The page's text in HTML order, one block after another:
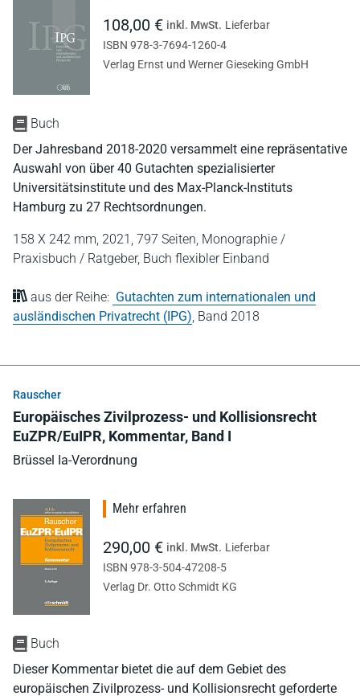
Buch
Der Jahresband 2018-2020 versammelt eine repräsentative
Auswahl von über 40 Gutachten spezialisierter
Universitätsinstitute und des Max-Planck-Instituts
Hamburg zu 27 Rechtsordnungen.
158 X 242 mm, 2021, 797 Seiten, Monographie /
Praxisbuch / Ratgeber, Buch flexibler Einband
aus der Reihe: Gutachten zum internationalen und
ausländischen Privatrecht (IPG), Band 2018
108,00 € inkl. MwSt. Lieferbar
ISBN 978-3-7694-1260-4
Verlag Ernst und Werner Gieseking GmbH
Rauscher
Europäisches Zivilprozess- und Kollisionsrecht
EuZPR/EuIPR, Kommentar, Band I
Brüssel Ia-Verordnung
Buch
Dieser Kommentar bietet die auf dem Gebiet des
europäischen Zivilprozess- und Kollisionsrecht geforderte
Mehr erfahren
290,00 € inkl. MwSt. Lieferbar
ISBN 978-3-504-47208-5
Verlag Dr. Otto Schmidt KG